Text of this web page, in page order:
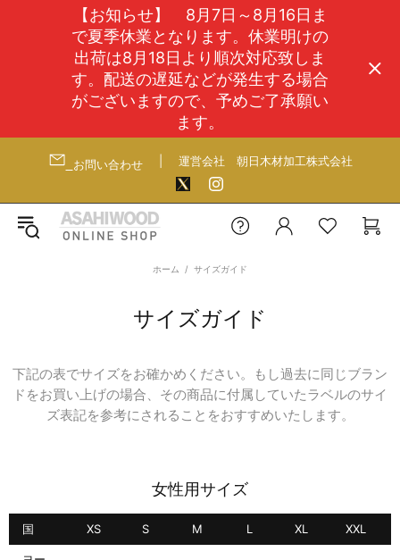
【お知らせ】 8月7日～8月16日ま
で夏季休業となります。休業明けの
出荷は8月18日より順次対応致しま
す。配送の遅延などが発生する場合
がございますので、予めご了承願い
ます。
お問い合わせ 運営会社 朝日木材加工株式会社
ホーム サイズガイド
サイズガイド
下記の表でサイズをお確かめください。もし過去に同じブラン
ドをお買い上げの場合、その商品に付属していたラベルのサイ
ズ表記を参考にされることをおすすめいたします。
女性用サイズ
国 XS S M L XL XXL